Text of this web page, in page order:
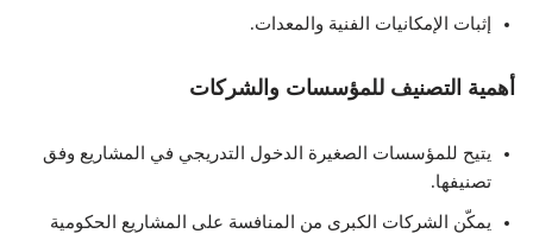
إثبات الإمكانيات الفنية والمعدات.
أهمية التصنيف للمؤسسات والشركات
يتيح للمؤسسات الصغيرة الدخول التدريجي في المشاريع وفق
تصنيفها.
يمكّن الشركات الكبرى من المنافسة على المشاريع الحكومية